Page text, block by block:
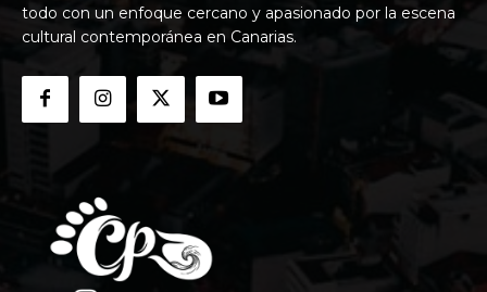
todo con un enfoque cercano y apasionado por la escena
cultural contemporánea en Canarias.